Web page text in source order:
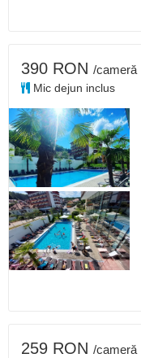
390 RON /cameră
Mic dejun inclus
259 RON /cameră